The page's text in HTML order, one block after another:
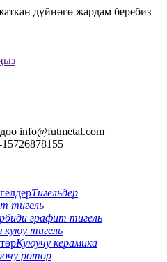
дүйнөгө жардам беребиз
info@futmetal.com
Тигельдер
тигель
графит тигель
куюу тигель
Куюучу керамика
ротор